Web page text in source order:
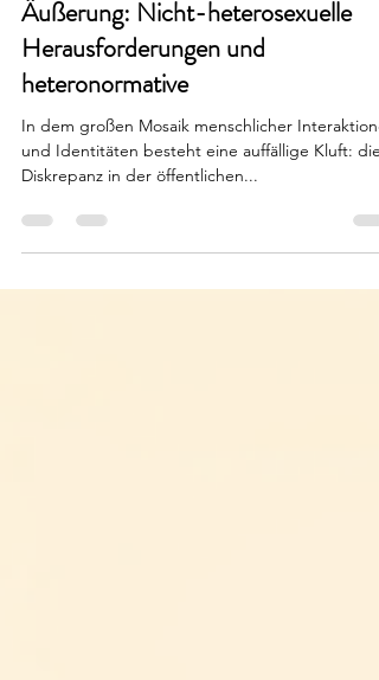
Die Dichotomie der öffentlichen
Äußerung: Nicht-heterosexuelle
Herausforderungen und
heteronormative
In dem großen Mosaik menschlicher
Diskrepanz in der öffentlichen...